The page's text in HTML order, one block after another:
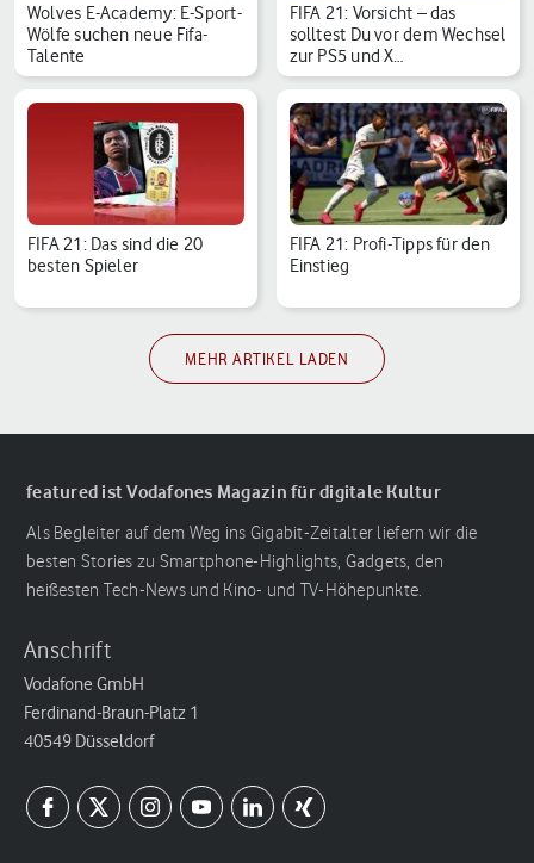
Wolves E-Academy: E-Sport-
Wölfe suchen neue Fifa-
Talente
FIFA 21: Vorsicht – das
solltest Du vor dem Wechsel
zur PS5 und X…
FIFA 21: Das sind die 20
besten Spieler
FIFA 21: Profi-Tipps für den
Einstieg
MEHR ARTIKEL LADEN
featured ist Vodafones Magazin für digitale Kultur
Als Begleiter auf dem Weg ins Gigabit-Zeitalter liefern wir die
besten Stories zu Smartphone-Highlights, Gadgets, den
heißesten Tech-News und Kino- und TV-Höhepunkte.
Anschrift
Vodafone GmbH
Ferdinand-Braun-Platz 1
40549 Düsseldorf